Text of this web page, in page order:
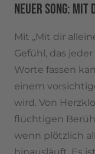
NEUER SONG: MIT
Mit „Mit dir
Gefühl, das
Worte fassen
einem
wird. Von
flüchtigen
wenn plötzlich